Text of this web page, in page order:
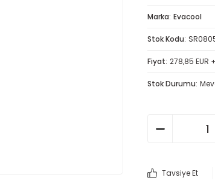
Marka Evacool
Stok Kodu
Fiyat 278,85 EUR
Stok Durumu
Tavsiye Et